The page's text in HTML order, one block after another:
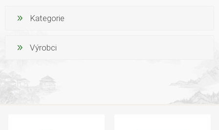
Kategorie
Výrobci